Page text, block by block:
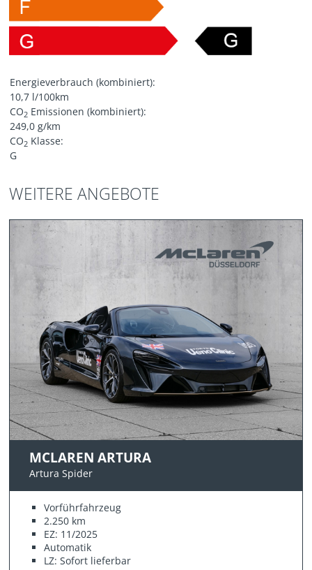
Energieverbrauch (kombiniert):
10,7 l/100km
CO2 Emissionen (kombiniert):
249,0 g/km
CO2 Klasse:
G
WEITERE ANGEBOTE
MCLAREN ARTURA
Artura Spider
Vorführfahrzeug
2.250 km
EZ: 11/2025
Automatik
LZ: Sofort lieferbar